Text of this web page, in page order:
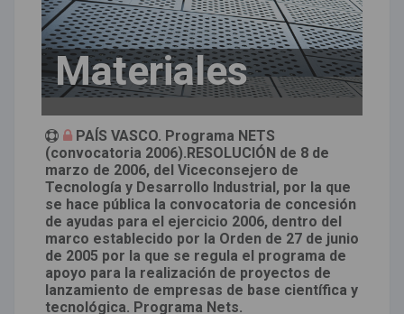
Materiales
PAÍS VASCO. Programa NETS
(convocatoria 2006).RESOLUCIÓN de 8 de
marzo de 2006, del Viceconsejero de
Tecnología y Desarrollo Industrial, por la que
se hace pública la convocatoria de concesión
de ayudas para el ejercicio 2006, dentro del
marco establecido por la Orden de 27 de junio
de 2005 por la que se regula el programa de
apoyo para la realización de proyectos de
lanzamiento de empresas de base científica y
tecnológica. Programa Nets.